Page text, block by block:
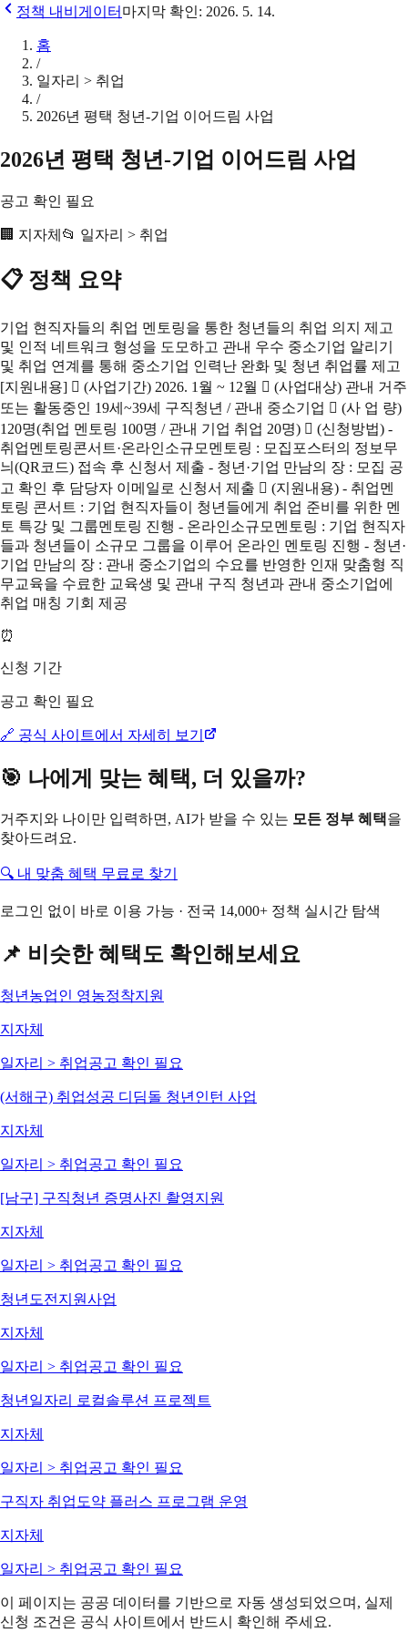
정책 내비게이터 마지막 확인: 2026. 5. 14.
홈
/
일자리 > 취업
/
2026년 평택 청년-기업 이어드림 사업
2026년 평택 청년-기업 이어드림 사업
공고 확인 필요
🏢 지자체 📂 일자리 > 취업
📋 정책 요약
기업 현직자들의 취업 멘토링을 통한 청년들의 취업 의지 제고
및 인적 네트워크 형성을 도모하고 관내 우수 중소기업 알리기
및 취업 연계를 통해 중소기업 인력난 완화 및 청년 취업률 제고
[지원내용]  (사업기간) 2026. 1월 ~ 12월  (사업대상) 관내 거주
또는 활동중인 19세~39세 구직청년 / 관내 중소기업  (사 업 량)
120명(취업 멘토링 100명 / 관내 기업 취업 20명)  (신청방법) -
취업멘토링콘서트·온라인소규모멘토링 : 모집포스터의 정보무
늬(QR코드) 접속 후 신청서 제출 - 청년·기업 만남의 장 : 모집 공
고 확인 후 담당자 이메일로 신청서 제출  (지원내용) - 취업멘
토링 콘서트 : 기업 현직자들이 청년들에게 취업 준비를 위한 멘
토 특강 및 그룹멘토링 진행 - 온라인소규모멘토링 : 기업 현직자
들과 청년들이 소규모 그룹을 이루어 온라인 멘토링 진행 - 청년·
기업 만남의 장 : 관내 중소기업의 수요를 반영한 인재 맞춤형 직
무교육을 수료한 교육생 및 관내 구직 청년과 관내 중소기업에
취업 매칭 기회 제공
⏰
신청 기간
공고 확인 필요
🔗 공식 사이트에서 자세히 보기
🎯 나에게 맞는 혜택, 더 있을까?
거주지와 나이만 입력하면, AI가 받을 수 있는 모든 정부 혜택을
찾아드려요.
🔍 내 맞춤 혜택 무료로 찾기
로그인 없이 바로 이용 가능 · 전국 14,000+ 정책 실시간 탐색
📌 비슷한 혜택도 확인해보세요
청년농업인 영농정착지원
지자체
일자리 > 취업공고 확인 필요
(서해구) 취업성공 디딤돌 청년인턴 사업
지자체
일자리 > 취업공고 확인 필요
[남구] 구직청년 증명사진 촬영지원
지자체
일자리 > 취업공고 확인 필요
청년도전지원사업
지자체
일자리 > 취업공고 확인 필요
청년일자리 로컬솔루션 프로젝트
지자체
일자리 > 취업공고 확인 필요
구직자 취업도약 플러스 프로그램 운영
지자체
일자리 > 취업공고 확인 필요
이 페이지는 공공 데이터를 기반으로 자동 생성되었으며, 실제
신청 조건은 공식 사이트에서 반드시 확인해 주세요.